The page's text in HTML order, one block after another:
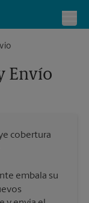
Envío
cobertura
embala su